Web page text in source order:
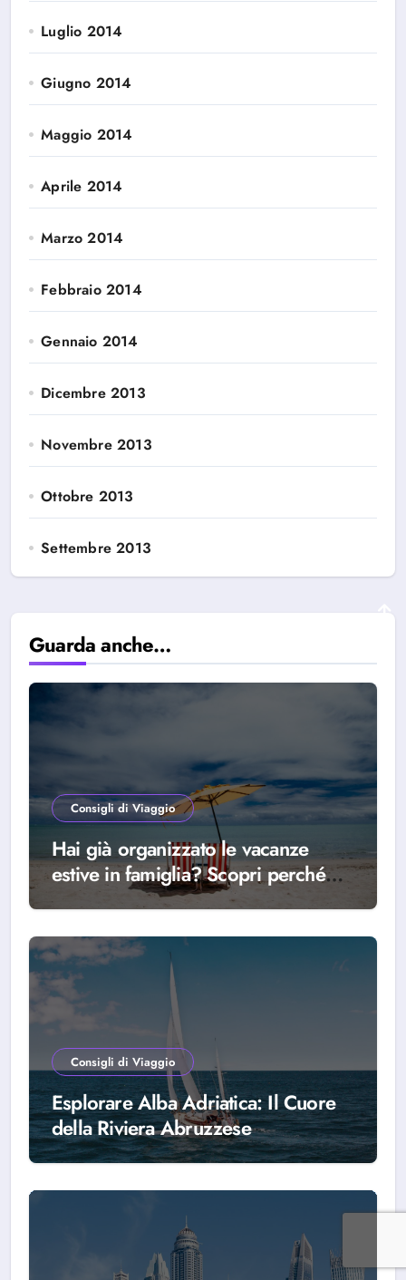
Luglio 2014
Giugno 2014
Maggio 2014
Aprile 2014
Marzo 2014
Febbraio 2014
Gennaio 2014
Dicembre 2013
Novembre 2013
Ottobre 2013
Settembre 2013
Guarda anche…
Consigli di Viaggio
Hai già organizzato le vacanze
estive in famiglia? Scopri perché
scegliere Alba Adriatica
Consigli di Viaggio
Esplorare Alba Adriatica: Il Cuore
della Riviera Abruzzese